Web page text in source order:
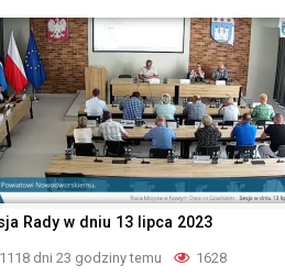
Rady w dniu 13 lipca 2023
1118 dni 23 godziny temu 1628